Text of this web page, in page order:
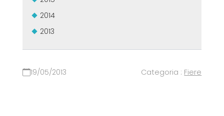
2014
2013
19/05/2013 Categoria : Fiere